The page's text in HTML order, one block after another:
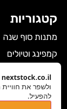
קטגוריות
מתנות סוף שנה
קמפינג וטיולים
גאדג'טים
nextstock.co.il
ולשפר את
להפעיל.